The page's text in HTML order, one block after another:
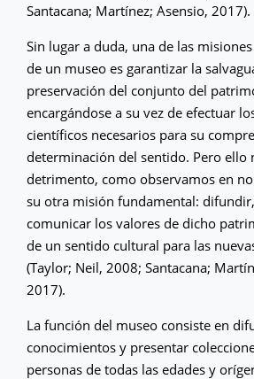
Santacana; Martínez; Asensio, 2017).
Sin lugar a duda, una de las
de un museo es garantizar la
preservación del conjunto del
encargándose a su vez de efectuar
científicos necesarios para su
determinación del sentido. Pero ello
detrimento, como observamos en
su otra misión fundamental:
comunicar los valores de dicho
de un sentido cultural para las
(Taylor; Neil, 2008; Santacana;
2017).
La función del museo consiste en
conocimientos y presentar
personas de todas las edades y